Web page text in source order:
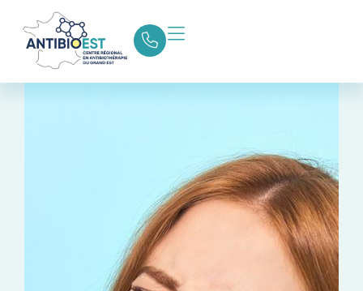
Retour aux actualités